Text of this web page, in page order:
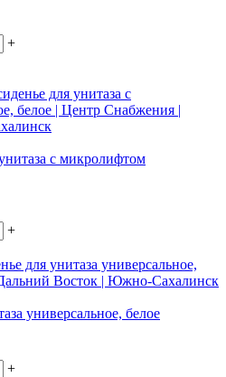
+
с микролифтом
+
универсальное, белое
+